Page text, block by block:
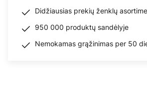
Didžiausias prekių ženklų
950 000 produktų sandėlyje
Nemokamas grąžinimas per 50